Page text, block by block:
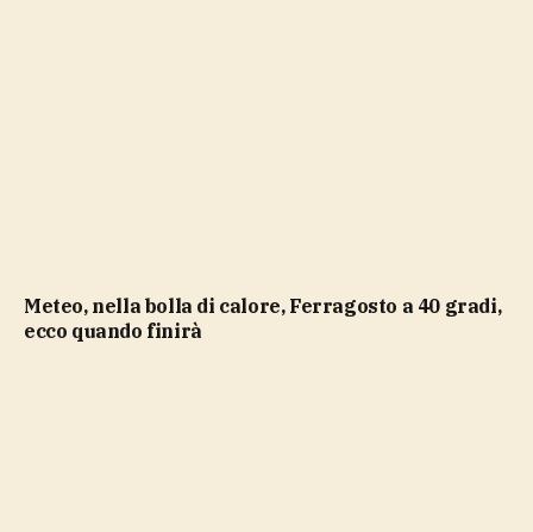
Meteo, nella bolla di calore, Ferragosto a 40 gradi,
ecco quando finirà